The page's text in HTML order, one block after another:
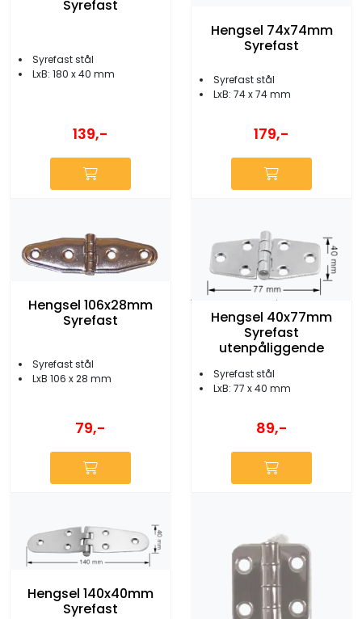
Syrefast
Syrefast stål
LxB: 180 x 40 mm
139,-
Hengsel 74x74mm
Syrefast
Syrefast stål
LxB: 74 x 74 mm
179,-
Hengsel 106x28mm
Syrefast
Syrefast stål
LxB 106 x 28 mm
79,-
Hengsel 40x77mm
Syrefast
utenpåliggende
Syrefast stål
LxB: 77 x 40 mm
89,-
Hengsel 140x40mm
Syrefast